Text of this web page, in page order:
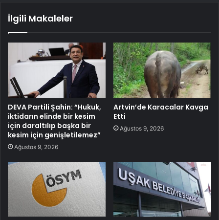
İlgili Makaleler
DEVA Partili Şahin: “Hukuk,
iktidarın elinde bir kesim
için daraltılıp başka bir
kesim için genişletilemez”
Ağustos 9, 2026
Artvin’de Karacalar Kavga
Etti
Ağustos 9, 2026